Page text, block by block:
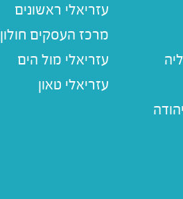
עזריאלי ראשונים
מרכז העסקים חולון
עזריאלי מול הים
עזריאלי טאון